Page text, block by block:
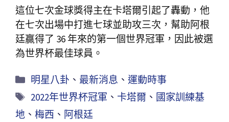
這位七次金球獎得主在卡塔爾引起了轟動，他
在七次出場中打進七球並助攻三次，幫助阿根
廷贏得了 36 年來的第一個世界冠軍，因此被選
為世界杯最佳球員。
明星八卦 、 最新消息 、運動時事
2022年世界杯冠軍 、 卡塔爾 、 國家訓練基
地 、 梅西 、 阿根廷